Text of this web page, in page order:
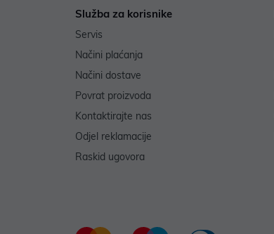
Služba za korisnike
Servis
Načini plaćanja
Načini dostave
Povrat proizvoda
Kontaktirajte nas
Odjel reklamacije
Raskid ugovora